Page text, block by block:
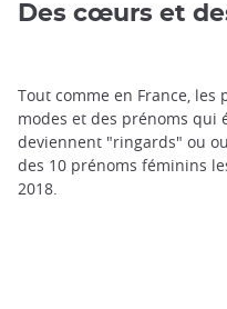
Des cœurs et
Tout comme en France,
modes et des prénoms qui
deviennent "ringards" ou
des 10 prénoms féminins
2018.